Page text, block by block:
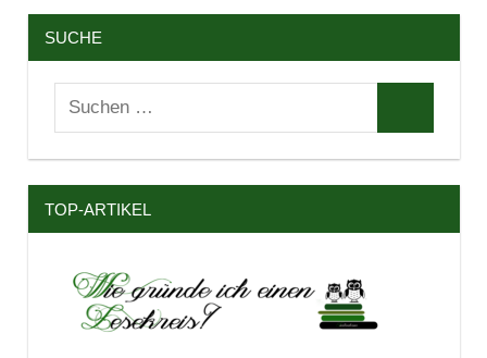
SUCHE
Suchen
nach:
TOP-ARTIKEL